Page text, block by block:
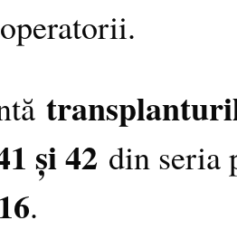
și 42 din seria
.